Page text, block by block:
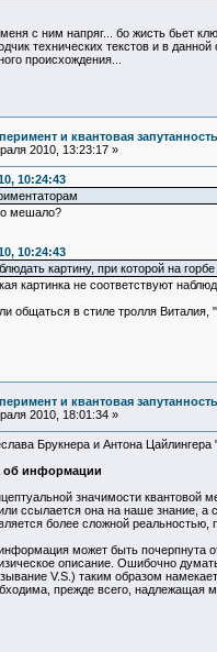
с ним напряг... бо жисть бьет
технических текстов и в
происхождения...
и квантовая запутанность
2010, 13:23:17 »
10:24:43
мешало?
10:24:43
картину, при которой на
картинка не соответствуют
общаться в стиле тролля
и квантовая запутанность
2010, 18:01:34 »
Брукнера и Антона
об информации
значимости квантовой
ссылается она на наше знание, а
более сложной
может быть почерпнута
описание. Ошибочно
V.S.) таким образом
прежде всего,